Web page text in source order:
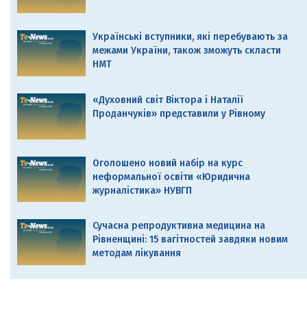
Українські вступники, які перебувають за
межами України, також зможуть скласти
НМТ
«Духовний світ Віктора і Наталії
Проданчуків» представили у Рівному
Оголошено новий набір на курс
неформальної освіти «Юридична
журналістика» НУВГП
Сучасна репродуктивна медицина на
Рівненщині: 15 вагітностей завдяки новим
методам лікування